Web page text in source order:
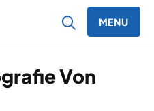
MENU
Von